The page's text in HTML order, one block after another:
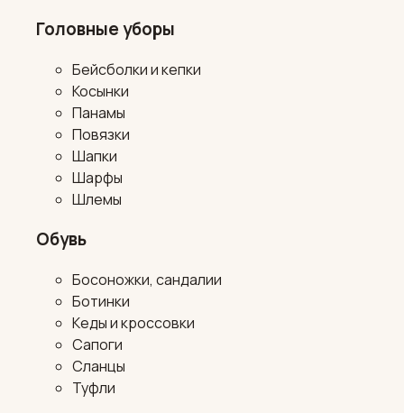
Головные уборы
Бейсболки и кепки
Косынки
Панамы
Повязки
Шапки
Шарфы
Шлемы
Обувь
Босоножки, сандалии
Ботинки
Кеды и кроссовки
Сапоги
Сланцы
Туфли